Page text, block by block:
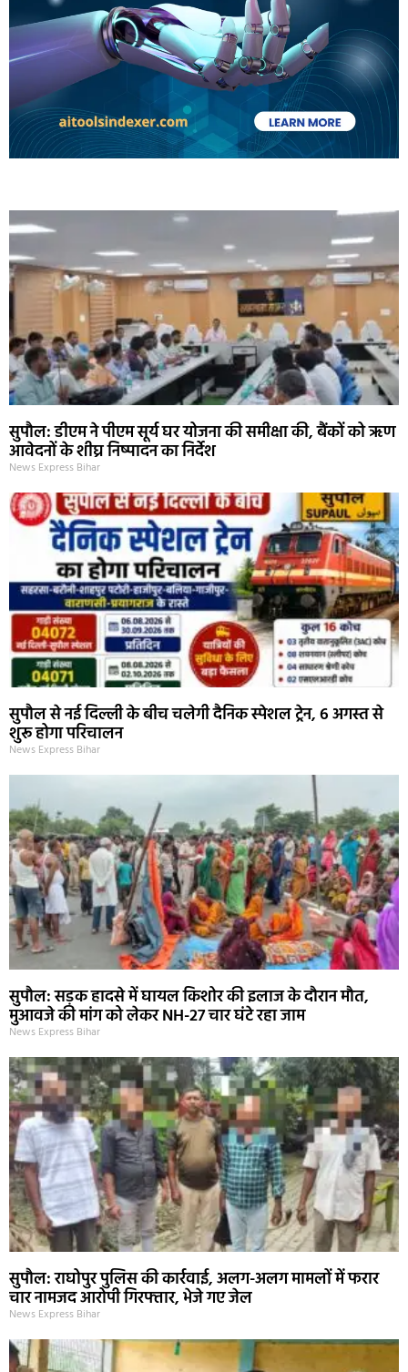
सुपौल: डीएम ने पीएम सूर्य घर योजना की समीक्षा की, बैंकों को ऋण
आवेदनों के शीघ्र निष्पादन का निर्देश
News Express Bihar
सुपौल से नई दिल्ली के बीच चलेगी दैनिक स्पेशल ट्रेन, 6 अगस्त से
शुरू होगा परिचालन
News Express Bihar
सुपौल: सड़क हादसे में घायल किशोर की इलाज के दौरान मौत,
मुआवजे की मांग को लेकर NH-27 चार घंटे रहा जाम
News Express Bihar
सुपौल: राघोपुर पुलिस की कार्रवाई, अलग-अलग मामलों में फरार
चार नामजद आरोपी गिरफ्तार, भेजे गए जेल
News Express Bihar